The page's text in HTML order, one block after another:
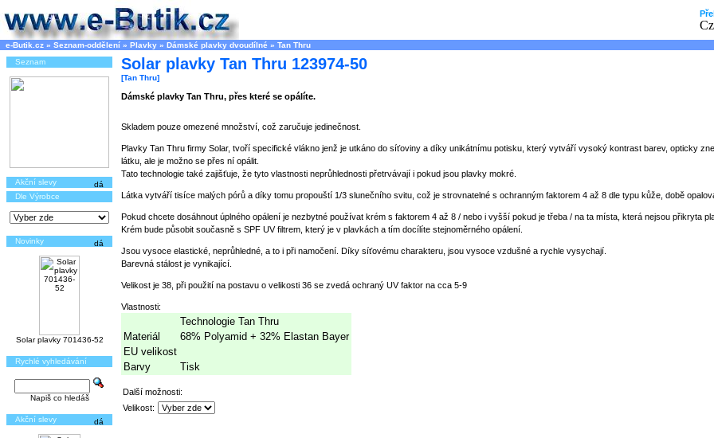
e-Butik.cz » Seznam-oddělení » Plavky » Dámské plavky dvoudílné » Tan Thru
Seznam
Akční slevy
Dle Výrobce
Novinky
Solar plavky 701436-52
Rychlé vyhledávání
Napiš co hledáš
Akční slevy
Solar plavky Tan Thru 123974-50
[Tan Thru]
Dámské plavky Tan Thru, přes které se opálíte.
Skladem pouze omezené množství, což zaručuje jedinečnost.
Plavky Tan Thru firmy Solar, tvoří specifické vlákno jenž je utkáno do síťoviny a díky unikátnímu potisku, který vytváří vysoký kontrast barev, opticky
látku, ale je možno se přes ní opálit.
Tato technologie také zajišťuje, že tyto vlastnosti neprůhlednosti přetrvávají i pokud jsou plavky mokré.
Látka vytváří tisíce malých pórů a díky tomu propouští 1/3 slunečního svitu, což je strovnatelné s ochranným faktorem 4 až 8 dle typu kůže, době
Pokud chcete dosáhnout úplného opálení je nezbytné používat krém s faktorem 4 až 8 / nebo i vyšší pokud je třeba / na ta místa, která nejsou přikryta
Krém bude působit současně s SPF UV filtrem, který je v plavkách a tím docílíte stejnoměrného opálení.
Jsou vysoce elastické, neprůhledné, a to i při namočení. Díky síťovému charakteru, jsou vysoce vzdušné a rychle vysychají.
Barevná stálost je vynikající.
Velikost je 38, při použití na postavu o velikosti 36 se zvedá ochraný UV faktor na cca 5-9
Vlastnosti:
Technologie Tan Thru
Materiál
68% Polyamid + 32% Elastan Bayer
EU velikost
Barvy
Tisk
Další možnosti:
Velikost: